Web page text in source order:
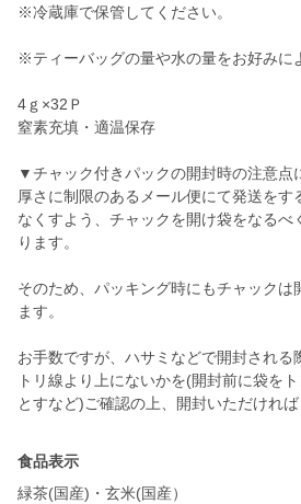
※冷蔵庫で保管してください。
※ティーバッグの量や水の量をお好みに
4ｇ×32Ｐ
窒素充填・適温保存
▼チャック付きパックの開封時の注意点
厚さに制限のあるメール便にて発送をす
なくすよう、チャックを開け袋をなるべ
ります。
そのため、パッキング時にもチャックは
ます。
お手数ですが、ハサミなどで開封される
トリ線より上にないかを(開封前に袋を
とすなど)ご確認の上、開封いただければ
食品表示
緑茶(国産)・玄米(国産）